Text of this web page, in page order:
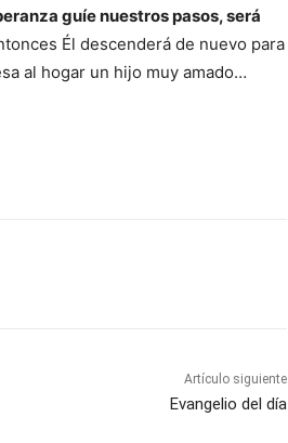
guíe nuestros pasos, será
Él descenderá de nuevo para
al hogar un hijo muy amado…
Artículo siguiente
Evangelio del día